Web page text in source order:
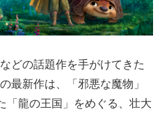
どの話題作を手がけてきた
最新作は、「邪悪な魔物」
「龍の王国」をめぐる、壮大